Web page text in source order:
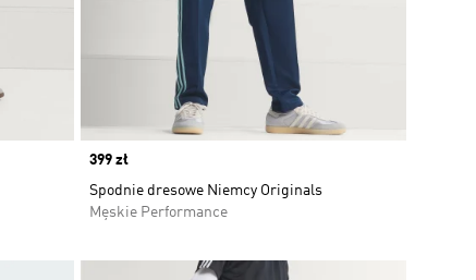
Price
399 zł
Spodnie dresowe Niemcy Originals
Męskie Performance